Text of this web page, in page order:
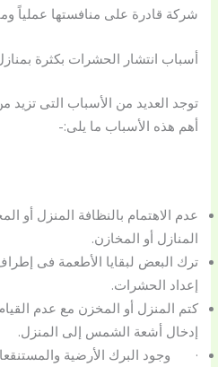
شركة قادرة على منافستها عملياً
أسباب انتشار الحشرات بكثرة
توجد العديد من الأسباب التى
أهم هذه الأسباب ما يلى:-
عدم الاهتمام بالنظافة المنزل أو
المنازل أو المخازن.
ترك البعض لبقايا الأطعمة فى
إعداد الحشرات.
كتم المنزل أو المخزن مع عدم
إدخال أشعة الشمس إلى المنزل.
· وجود البرك الأرضية